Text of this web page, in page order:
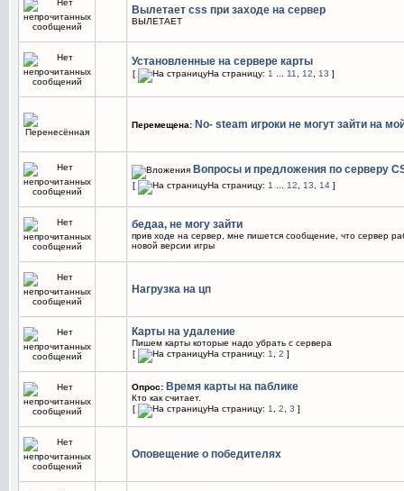
Вылетает css при заходе на сервер
ВЫЛЕТАЕТ
Установленные на сервере карты
[ На страницу: 1 11 12 13 ]
Перемещена: No- steam игроки не могут зайти на
Вопросы и предложения по серверу
[ На страницу: 1 12 13 14 ]
бедаа, не могу зайти
прив ходе на сервер, мне пишется сообщение, что сервер
новой версии игры
Нагрузка на цп
Карты на удаление
Пишем карты которые надо убрать с сервера
[
На страницу: 1 2 ]
Опрос: Время карты на паблике
Кто как считает.
[
На страницу: 1 2 3 ]
Оповещение о победителях